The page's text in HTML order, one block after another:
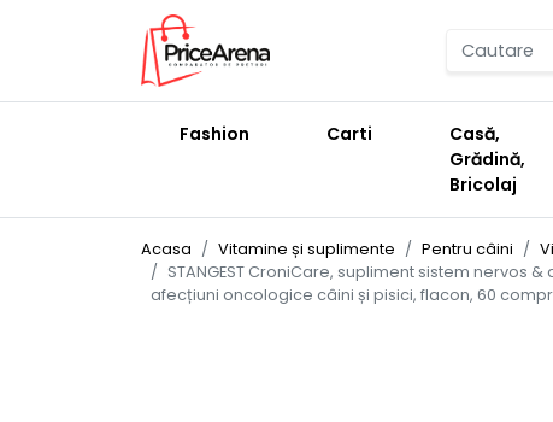
Fashion Carti
Casă,
Grădină,
Bricolaj
Acasa Vitamine și suplimente Pentru câini
STANGEST CroniCare, supliment sistem nervos
afecțiuni oncologice câini și pisici, flacon, 60